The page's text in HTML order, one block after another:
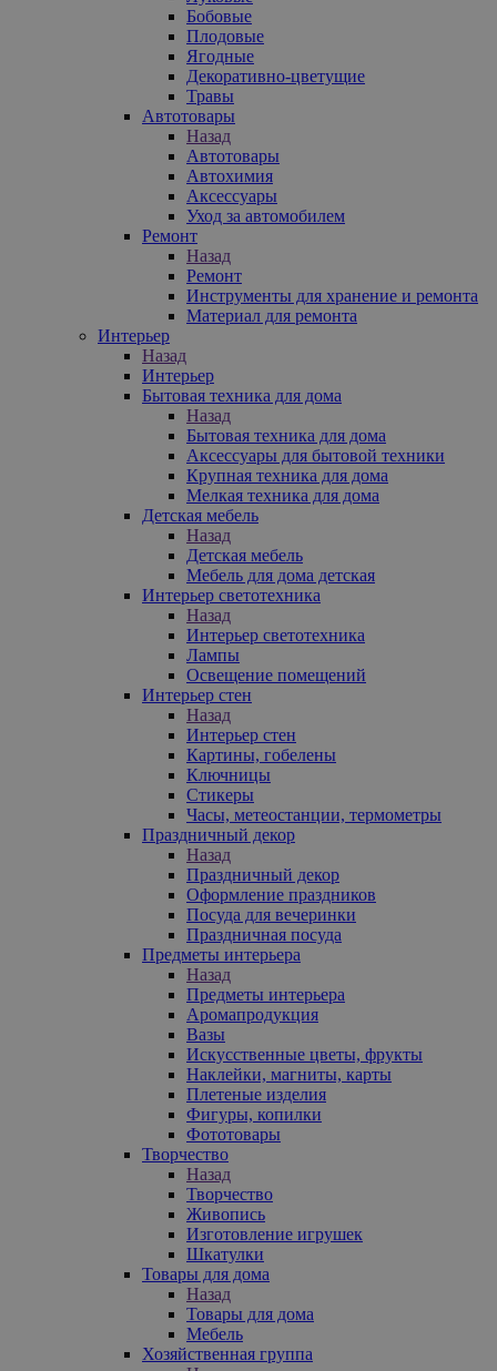
Бобовые
Плодовые
Ягодные
Декоративно-цветущие
Травы
Автотовары
Назад
Автотовары
Автохимия
Аксессуары
Уход за автомобилем
Ремонт
Назад
Ремонт
Инструменты для хранение и ремонта
Материал для ремонта
Интерьер
Назад
Интерьер
Бытовая техника для дома
Назад
Бытовая техника для дома
Аксессуары для бытовой техники
Крупная техника для дома
Мелкая техника для дома
Детская мебель
Назад
Детская мебель
Мебель для дома детская
Интерьер светотехника
Назад
Интерьер светотехника
Лампы
Освещение помещений
Интерьер стен
Назад
Интерьер стен
Картины, гобелены
Ключницы
Стикеры
Часы, метеостанции, термометры
Праздничный декор
Назад
Праздничный декор
Оформление праздников
Посуда для вечеринки
Праздничная посуда
Предметы интерьера
Назад
Предметы интерьера
Аромапродукция
Вазы
Искусственные цветы, фрукты
Наклейки, магниты, карты
Плетеные изделия
Фигуры, копилки
Фототовары
Творчество
Назад
Творчество
Живопись
Изготовление игрушек
Шкатулки
Товары для дома
Назад
Товары для дома
Мебель
Хозяйственная группа